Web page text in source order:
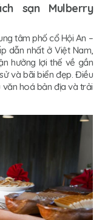
sạn Mulberry
tâm phố cổ Hội An –
dẫn nhất ở Việt Nam,
hưởng lợi thế về gần
và bãi biển đẹp. Điều
văn hoá bản địa và trải